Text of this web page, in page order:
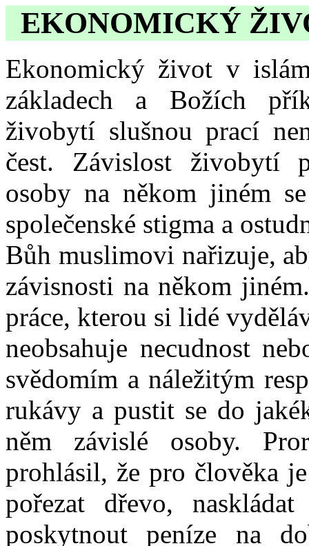
EKONOMICKÝ
Ekonomický život v
základech a Božích
živobytí slušnou prací
čest. Závislost živobytí
osoby na někom jiném
společenské stigma a
Bůh muslimovi nařizuje,
závisnosti na někom
práce, kterou si lidé
neobsahuje necudnost
svědomím a náležitým
rukávy a pustit se do
něm závislé osoby.
prohlásil, že pro člověka
pořezat dřevo,
poskytnout peníze na